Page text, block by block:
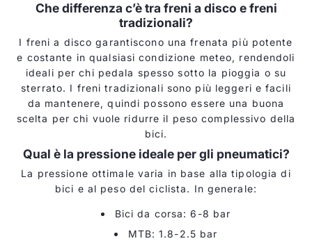
Che differenza c’è tra freni a disco e freni
tradizionali?
I freni a disco garantiscono una frenata più potente
e costante in qualsiasi condizione meteo, rendendoli
ideali per chi pedala spesso sotto la pioggia o su
sterrato. I freni tradizionali sono più leggeri e facili
da mantenere, quindi possono essere una buona
scelta per chi vuole ridurre il peso complessivo della
bici.
Qual è la pressione ideale per gli pneumatici?
La pressione ottimale varia in base alla tipologia di
bici e al peso del ciclista. In generale:
Bici da corsa: 6-8 bar
MTB: 1.8-2.5 bar